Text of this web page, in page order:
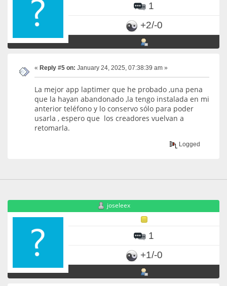
1
+2/-0
« Reply #5 on: January 24, 2025, 07:38:39 am »
La mejor app laptimer que he probado ,una pena
que la hayan abandonado ,la tengo instalada en mi
anterior teléfono y lo conservo sólo para poder
usarla , espero que los creadores vuelvan a
retomarla.
Logged
joseleex
1
+1/-0